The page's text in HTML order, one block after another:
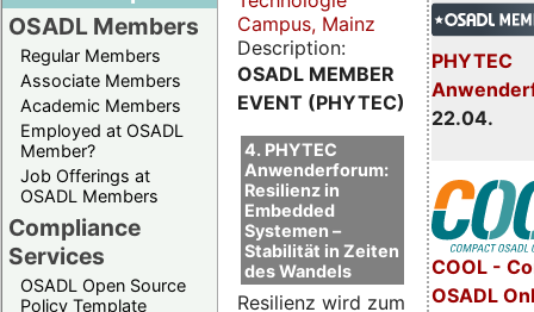
OSADL Members
Regular Members
Associate Members
Academic Members
Employed at OSADL
Member?
Job Offerings at
OSADL Members
Compliance
Services
OSADL Open Source
Policy Template
PHYTEC
22.04.
COOL -
OSADL
Campus, Mainz
Description:
OSADL MEMBER
EVENT (PHYTEC)
4. PHYTEC
Anwenderforum:
Resilienz in
Embedded
Systemen –
Stabilität in Zeiten
des Wandels
Resilienz wird zum